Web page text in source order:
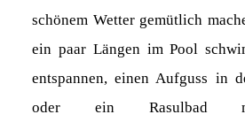
schönem Wetter gemütlich
ein paar Längen im Pool
entspannen, einen Aufguss in
oder ein Rasulbad